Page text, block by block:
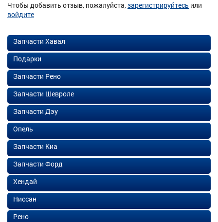
Чтобы добавить отзыв, пожалуйста,зарегистрируйтесь или
войдите
Запчасти Хавал
Подарки
Запчасти Рено
Запчасти Шевроле
Запчасти Дэу
Опель
Запчасти Киа
Запчасти Форд
Хендай
Ниссан
Рено